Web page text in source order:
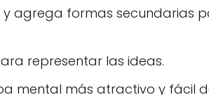
agrega formas secundarias
representar las ideas.
mental más atractivo y fácil